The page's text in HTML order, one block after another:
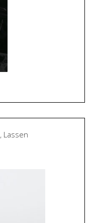
, Lassen